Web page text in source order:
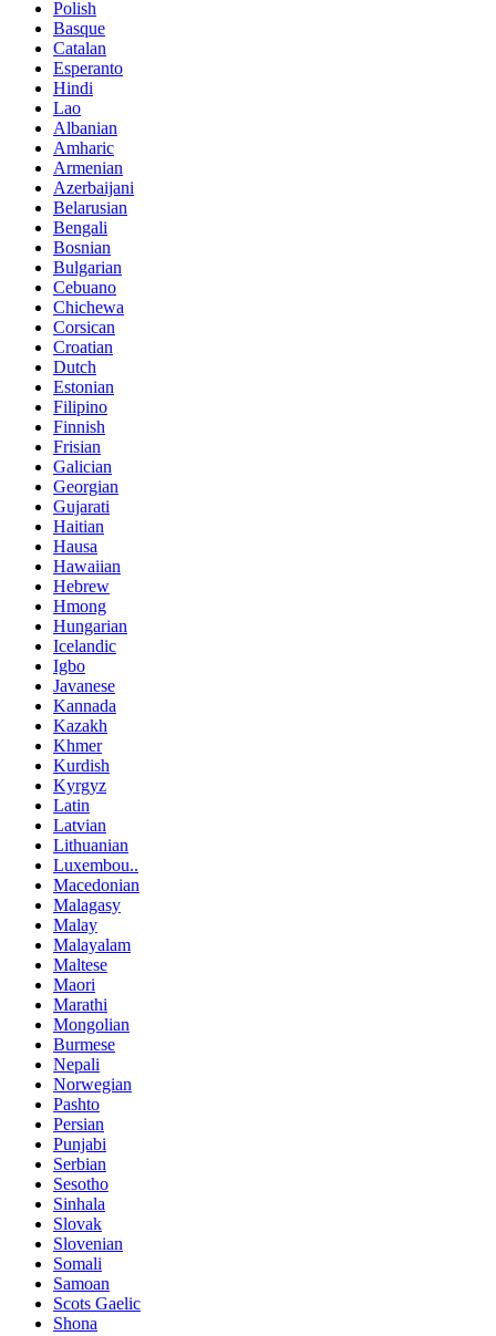
Polish
Basque
Catalan
Esperanto
Hindi
Lao
Albanian
Amharic
Armenian
Azerbaijani
Belarusian
Bengali
Bosnian
Bulgarian
Cebuano
Chichewa
Corsican
Croatian
Dutch
Estonian
Filipino
Finnish
Frisian
Galician
Georgian
Gujarati
Haitian
Hausa
Hawaiian
Hebrew
Hmong
Hungarian
Icelandic
Igbo
Javanese
Kannada
Kazakh
Khmer
Kurdish
Kyrgyz
Latin
Latvian
Lithuanian
Luxembou..
Macedonian
Malagasy
Malay
Malayalam
Maltese
Maori
Marathi
Mongolian
Burmese
Nepali
Norwegian
Pashto
Persian
Punjabi
Serbian
Sesotho
Sinhala
Slovak
Slovenian
Somali
Samoan
Scots Gaelic
Shona